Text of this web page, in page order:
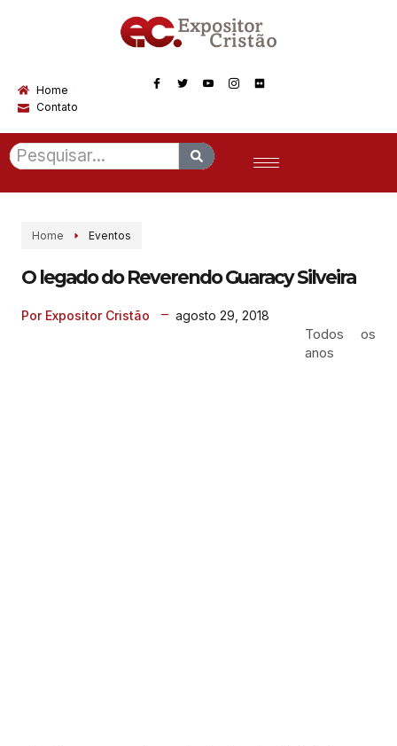
Home
Contato
Home Eventos
O legado do Reverendo Guaracy Silveira
Por Expositor Cristão agosto 29, 2018
Todos os
anos